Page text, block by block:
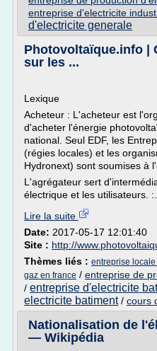
entreprise d'electricite
d'electricite generale
Photovoltaïque.info |
sur les ...
Lexique
Acheteur : L'acheteur est
d'acheter l'énergie
national. Seul EDF, les
(régies locales) et les
Hydronext) sont soumises à
L'agrégateur sert
électrique et les utilisateurs. :...
Lire la suite
Date: 2017-05-17 12:01:40
Site : http://
Thèmes liés : entreprise
gaz en france / entreprise de
/ entreprise d'electricite
electricite batiment/ cours
Nationalisation de
— Wikipédia